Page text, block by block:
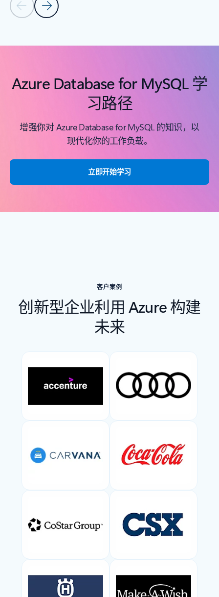
上一张幻灯片下一张幻灯片
返回“相关产品”部分
Azure Database for MySQL 学
习路径
增强你对 Azure Database for MySQL 的知识，以
现代化你的工作负载。
立即开始学习
客户案例
创新型企业利用 Azure 构建
未来